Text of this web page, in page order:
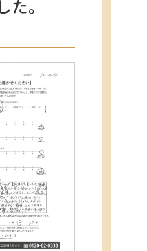
。